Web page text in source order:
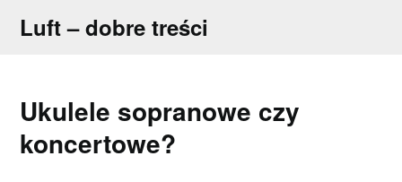
Luft – dobre treści
Ukulele sopranowe czy
koncertowe?